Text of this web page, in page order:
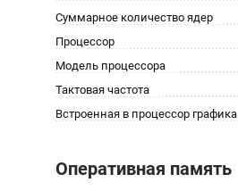
Суммарное количество ядер
Процессор
Модель процессора
Тактовая частота
Встроенная в процессор графика
Оперативная память